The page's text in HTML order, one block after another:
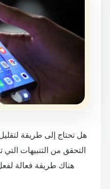
هل تحتاج إلى طريقة
التحقق من التنبيهات
هناك طريقة فعالة